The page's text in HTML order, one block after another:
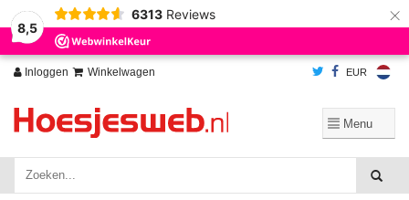
8,5
6313 Reviews ×
Inloggen Winkelwagen EUR
Wij slaan cookies op om onze website te verbeteren. Is dat akkoord?
Ja
Nee